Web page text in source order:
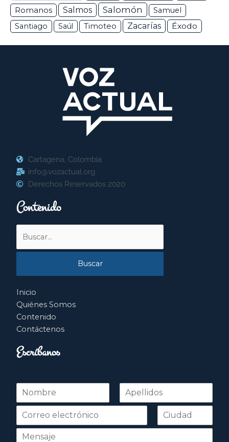
Romanos Salmos Salomón
Samuel
Santiago
Saúl Timoteo Zacarías Éxodo
Cartagena, Colombia
info@vozactual.org
Derechos Reservados 2020
Contenido
por:
Inicio
Quiénes Somos
Contenido
Contáctenos
Escríbanos
N
m
r
Nombre Apellidos